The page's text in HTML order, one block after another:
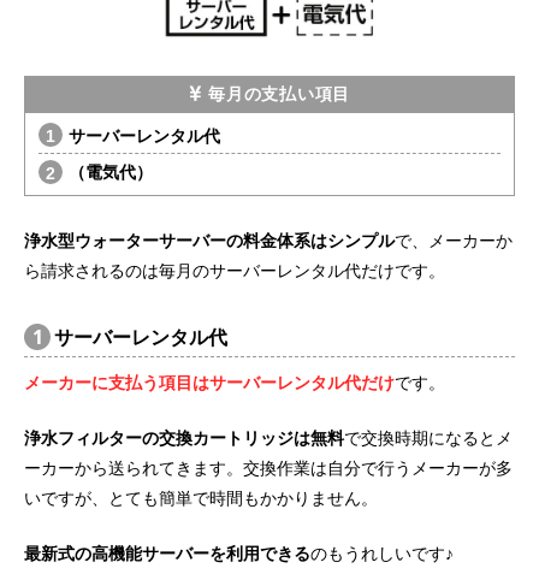
毎月の支払い項目
サーバーレンタル代
（電気代）
浄水型ウォーターサーバーの料金体系はシンプルで、メーカーか
ら請求されるのは毎月のサーバーレンタル代だけです。
1 サーバーレンタル代
メーカーに支払う項目はサーバーレンタル代だけです。
浄水フィルターの交換カートリッジは無料で交換時期になるとメ
ーカーから送られてきます。交換作業は自分で行うメーカーが多
いですが、とても簡単で時間もかかりません。
最新式の高機能サーバーを利用できるのもうれしいです♪